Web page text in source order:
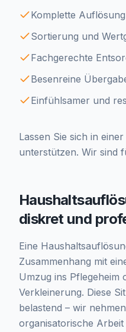
Komplette
Sortierung und
Fachgerechte
Besenreine
Einfühlsamer und
Lassen Sie sich in
unterstützen. Wir sind
diskret und
Eine
Zusammenhang mit
Umzug ins Pflegeheim
Verkleinerung. Diese
belastend – wir
organisatorische